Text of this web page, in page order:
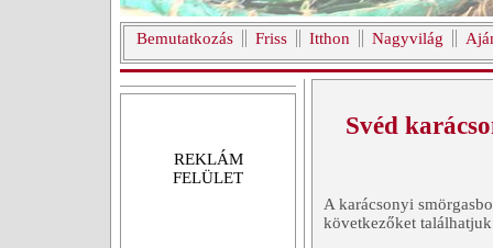
Bemutatkozás Friss Itthon Nagyvilág
REKLÁM
FELÜLET
Svéd
A karácsonyi
következőket